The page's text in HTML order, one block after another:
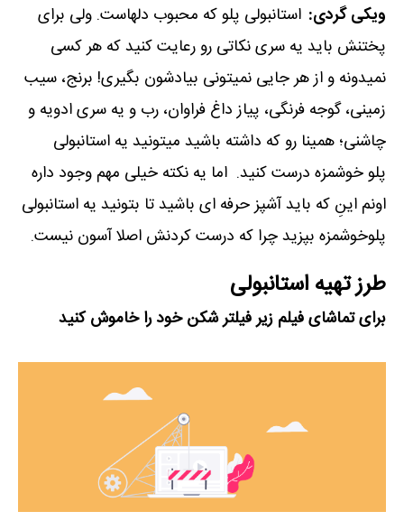
ویکی گردی: استانبولی پلو که محبوب دلهاست. ولی برای
پختنش باید یه سری نکاتی رو رعایت کنید که هر کسی
نمیدونه و از هر جایی نمیتونی بیادشون بگیری! برنج، سیب
زمینی، گوجه فرنگی، پیاز داغ فراوان، رب و یه سری ادویه و
چاشنی؛ همینا رو که داشته باشید میتونید یه استانبولی
پلو خوشمزه درست کنید. اما یه نکته خیلی مهم وجود داره
اونم اینِ که باید آشپز حرفه ای باشید تا بتونید یه استانبولی
پلوخوشمزه بپزید چرا که درست کردنش اصلا آسون نیست.
طرز تهیه استانبولی
برای تماشای فیلم زیر فیلتر شکن خود را خاموش کنید